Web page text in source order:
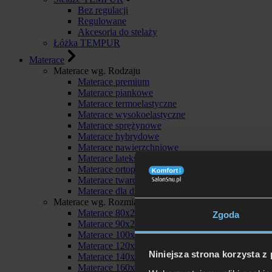
Zgoda
Niniejsza strona korzysta z
Bez regulacji
Regulowane
Akcesoria do stelaży
Łóżka TEMPUR
Materace
Materace wg. Rodzaju
Materace premium
Materace piankowe
Materace termoelastyczne
Materace wysokoelastyczne
Materace sprężynowe
Materace hybrydowe
Materace nawierzchniowe
Materace lateksowe
Materace ortopedyczne
Materace twarde
Materace dla dzieci
Materace wg. Rozmiaru
Materace 80x200
Materace 90x200
Materace 100x200
Materace 120x200
Materace 140x200
Materace 160x200